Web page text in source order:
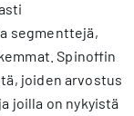
segmenttejä,
Spinoffin
joiden arvostus
joilla on nykyistä